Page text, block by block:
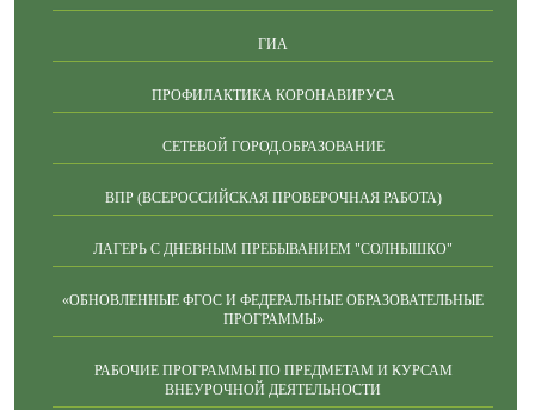
ГИА
ПРОФИЛАКТИКА КОРОНАВИРУСА
СЕТЕВОЙ ГОРОД.ОБРАЗОВАНИЕ
ВПР (ВСЕРОССИЙСКАЯ ПРОВЕРОЧНАЯ РАБОТА)
ЛАГЕРЬ С ДНЕВНЫМ ПРЕБЫВАНИЕМ "СОЛНЫШКО"
«ОБНОВЛЕННЫЕ ФГОС И ФЕДЕРАЛЬНЫЕ ОБРАЗОВАТЕЛЬНЫЕ
ПРОГРАММЫ»
РАБОЧИЕ ПРОГРАММЫ ПО ПРЕДМЕТАМ И КУРСАМ
ВНЕУРОЧНОЙ ДЕЯТЕЛЬНОСТИ